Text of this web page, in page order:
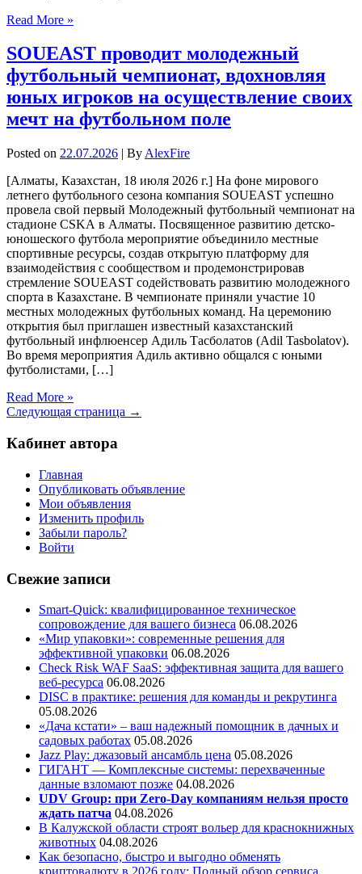
Read More »
SOUEAST проводит молодежный
футбольный чемпионат, вдохновляя
юных игроков на осуществление своих
мечт на футбольном поле
Posted on 22.07.2026 | By AlexFire
[Алматы, Казахстан, 18 июля 2026 г.] На фоне мирового
летнего футбольного сезона компания SOUEAST успешно
провела свой первый Молодежный футбольный чемпионат на
стадионе CSKA в Алматы. Посвященное развитию детско-
юношеского футбола мероприятие объединило местные
спортивные ресурсы, создав открытую платформу для
взаимодействия с сообществом и продемонстрировав
стремление SOUEAST содействовать развитию молодежного
спорта в Казахстане. В чемпионате приняли участие 10
местных молодежных футбольных команд. На церемонию
открытия был приглашен известный казахстанский
футбольный инфлюенсер Адиль Тасболатов (Adil Tasbolatov).
Во время мероприятия Адиль активно общался с юными
футболистами, […]
Read More »
Следующая страница →
Кабинет автора
Главная
Опубликовать объявление
Мои объявления
Изменить профиль
Забыли пароль?
Войти
Свежие записи
Smart-Quick: квалифицированное техническое
сопровождение для вашего бизнеса 06.08.2026
«Мир упаковки»: современные решения для
эффективной упаковки 06.08.2026
Check Risk WAF SaaS: эффективная защита для вашего
веб-ресурса 06.08.2026
DISC в практике: решения для команды и рекрутинга
05.08.2026
«Дача кстати» – ваш надежный помощник в дачных и
садовых работах 05.08.2026
Jazz Play: джазовый ансамбль цена 05.08.2026
ГИГАНТ — Комплексные системы: перехваченные
данные взломают позже 04.08.2026
UDV Group: при Zero-Day компаниям нельзя просто
ждать патча 04.08.2026
В Калужской области строят вольер для краснокнижных
животных 04.08.2026
Как безопасно, быстро и выгодно обменять